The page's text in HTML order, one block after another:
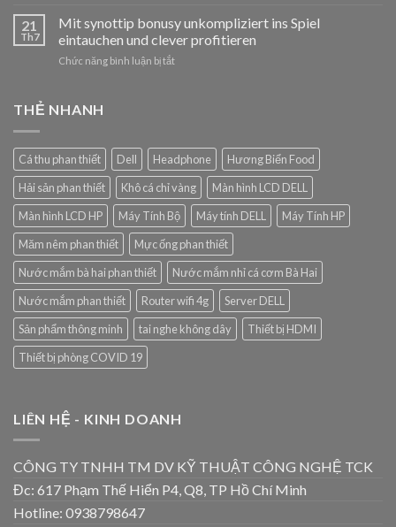
winnings
at
Pin
and
pre-
match
betting
21
Th7
Mit synottip bonusy unkompliziert ins Spiel
eintauchen und clever profitieren
Chức năng bình luận bị tắtở
Spiel
eintauchen
und
clever
profitieren
THẺ NHANH
Cá thu phan thiết Dell Headphone
Hương Biển Food
Hải sản phan thiết
Khô cá chỉ vàng
Màn hình LCD DELL
Màn hình LCD HP
Máy Tính Bộ Máy tính DELL
Máy Tính HP
Măm nêm phan thiết
Mực ống phan thiết
Nước mắm bà hai phan thiết
Nước mắm nhỉ cá cơm Bà Hai
Nước mắm phan thiết
Router wifi 4g
Server DELL
Sản phẩm thông minh
tai nghe không dây
Thiết bị HDMI
Thiết bị phòng COVID 19
LIÊN HỆ - KINH DOANH
CÔNG TY TNHH TM DV KỸ THUẬT CÔNG NGHỆ TCK
Đc: 617 Phạm Thế Hiển P4, Q8, TP Hồ Chí Minh
Hotline: 0938798647